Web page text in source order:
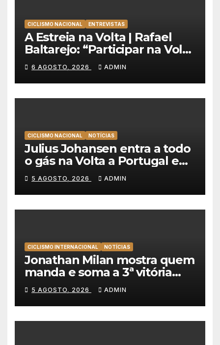
CICLISMO NACIONAL ENTREVISTAS
A Estreia na Volta | Rafael
Baltarejo: “Participar na Volta
a Portugal é o sonho de
qualquer ciclista”
6 AGOSTO, 2026 ADMIN
CICLISMO NACIONAL NOTÍCIAS
Julius Johansen entra a todo
o gás na Volta a Portugal e
lidera dobradinha da UAE
Team Emirates em Lisboa
5 AGOSTO, 2026 ADMIN
CICLISMO INTERNACIONAL NOTÍCIAS
Jonathan Milan mostra quem
manda e soma a 3ª vitória
consecutiva na Volta a
Polónia
5 AGOSTO, 2026 ADMIN